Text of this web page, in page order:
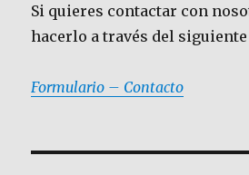
Si quieres contactar con
hacerlo a través del
Formulario – Contacto